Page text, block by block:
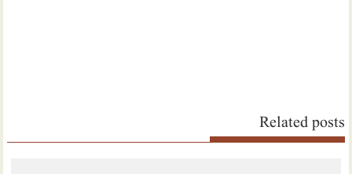
Related posts